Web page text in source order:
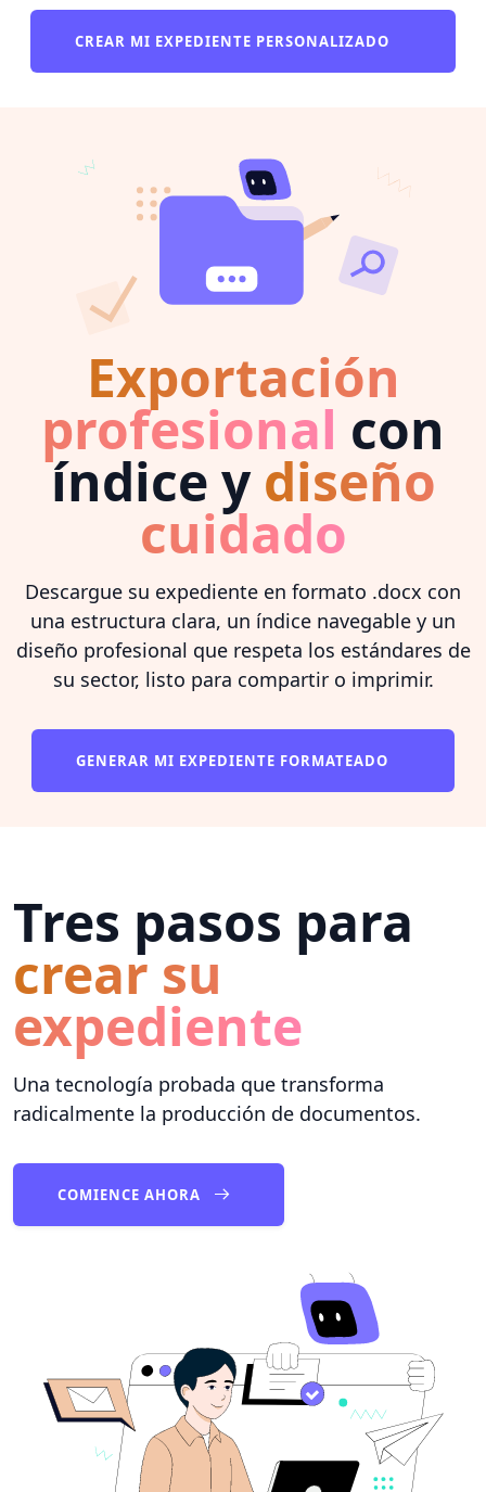
CREAR MI EXPEDIENTE PERSONALIZADO
Exportación
profesional con
índice y diseño
cuidado
Descargue su expediente en formato .docx con
una estructura clara, un índice navegable y un
diseño profesional que respeta los estándares de
su sector, listo para compartir o imprimir.
GENERAR MI EXPEDIENTE FORMATEADO
Tres pasos para
crear su
expediente
Una tecnología probada que transforma
radicalmente la producción de documentos.
COMIENCE AHORA